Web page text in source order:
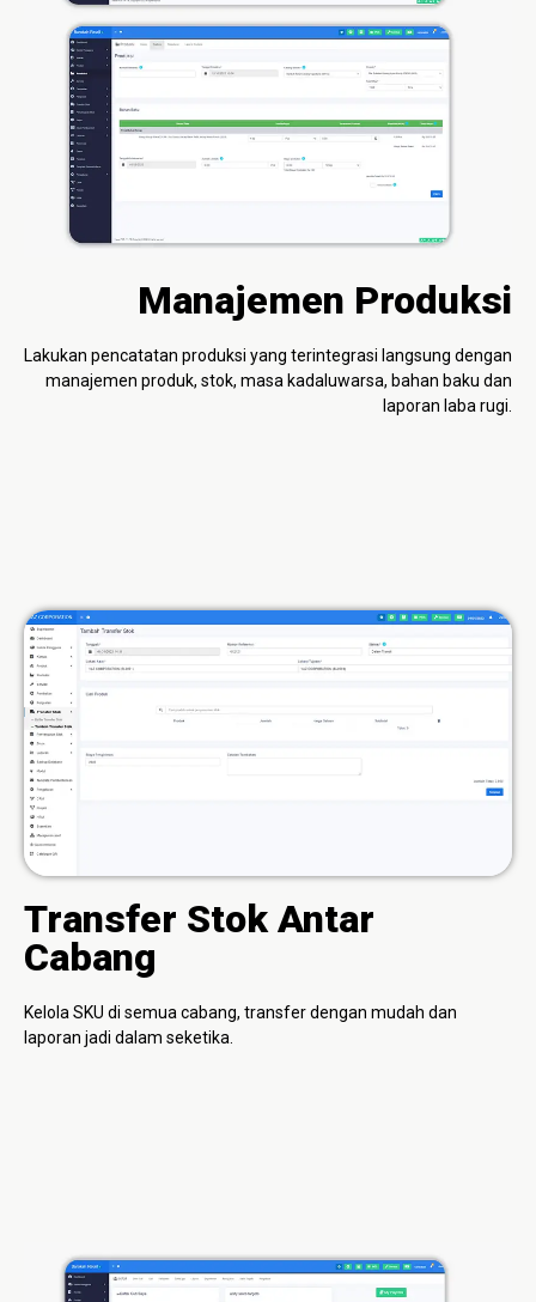
Manajemen Produksi
Lakukan pencatatan produksi yang terintegrasi langsung dengan
manajemen produk, stok, masa kadaluwarsa, bahan baku dan
laporan laba rugi.
Transfer Stok Antar
Cabang
Kelola SKU di semua cabang, transfer dengan mudah dan
laporan jadi dalam seketika.